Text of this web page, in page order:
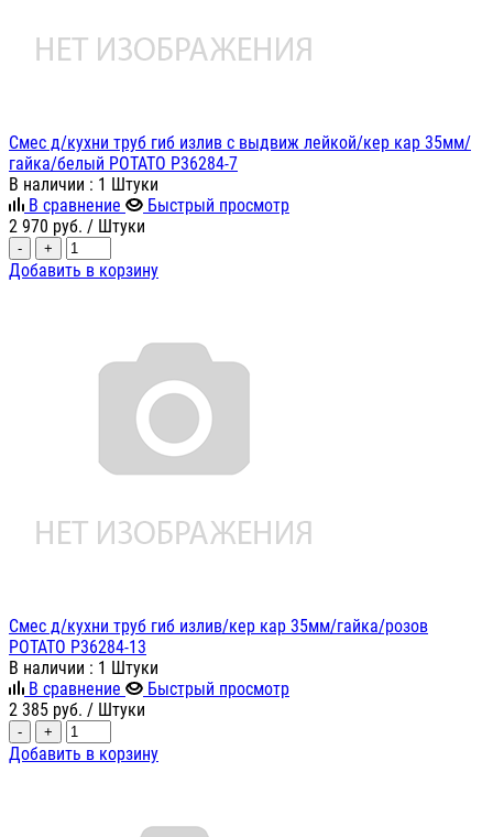
Смес д/кухни труб гиб излив с выдвиж лейкой/кер кар 35мм/
гайка/белый POTATO P36284-7
В наличии : 1 Штуки
В сравнение
Быстрый просмотр
2 970 руб. / Штуки
- +
Добавить в корзину
Смес д/кухни труб гиб излив/кер кар 35мм/гайка/розов
POTATO P36284-13
В наличии : 1 Штуки
В сравнение
Быстрый просмотр
2 385 руб. / Штуки
- +
Добавить в корзину